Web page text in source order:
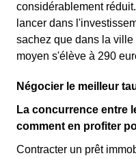
considérablement
lancer dans
sachez que dans la
moyen s'élève à 290
Négocier le meilleur
La concurrence entre
comment en profiter
Contracter un prêt